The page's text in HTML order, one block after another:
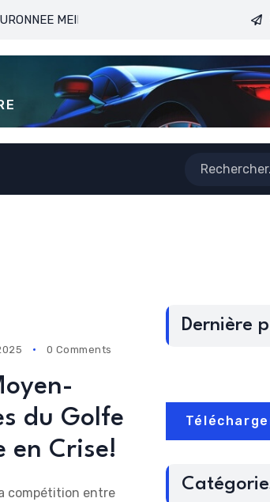
BUTEUSE DE LA CAF FEMININE :
0 Comments
du Golfe
en Crise!
compétition entre
Dernière